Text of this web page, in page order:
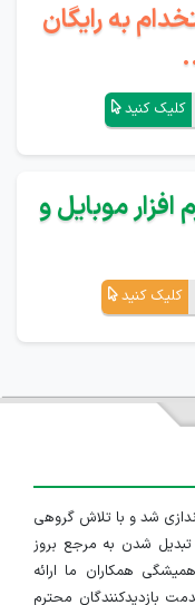
به رایگان
کلیک کنید
موبایل و
کلیک کنید
استخدام در تاریخ ۱۳۹۱/۱/۱۰ راه اندازی شد و با تلاش گروهی
شدن به مرجع بروز
همکاران ما ارائه
بازدیدکنندگان محترم